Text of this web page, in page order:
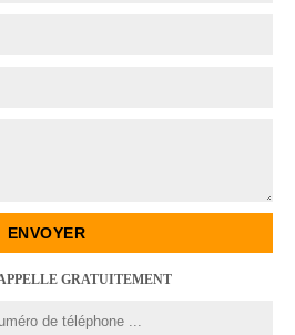
GRATUITEMENT